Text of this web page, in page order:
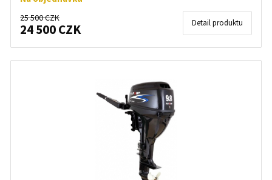
25 500 CZK
24 500 CZK Detail produktu